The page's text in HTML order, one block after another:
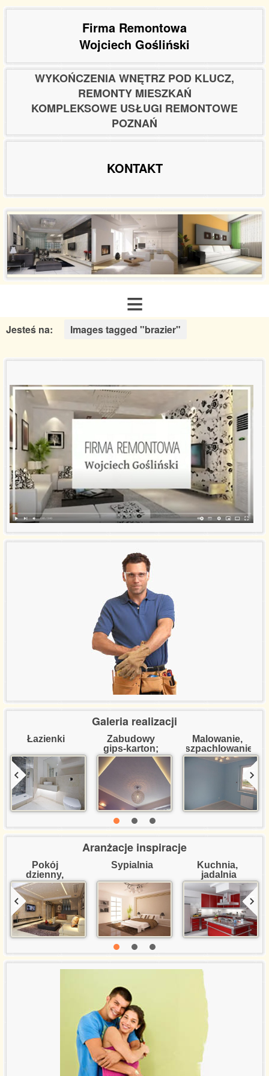
Firma Remontowa
Wojciech Gośliński
WYKOŃCZENIA WNĘTRZ POD KLUCZ,
REMONTY MIESZKAŃ
KOMPLEKSOWE USŁUGI REMONTOWE
POZNAŃ
KONTAKT
Strona główna
Zakres usług
Galeria realizacji
Aranżacje inspiracje
Poradnik remontowy
Referencje certyfikaty
Wycena usług
Kontakt
≡
Jesteś na: Images tagged "brazier"
Galeria realizacji
Łazienki
Zabudowy
gips-karton;
dekoracje
Malowanie,
szpachlowanie
Aranżacje inspiracje
Pokój
dzienny,
salon
Sypialnia
Kuchnia,
jadalnia